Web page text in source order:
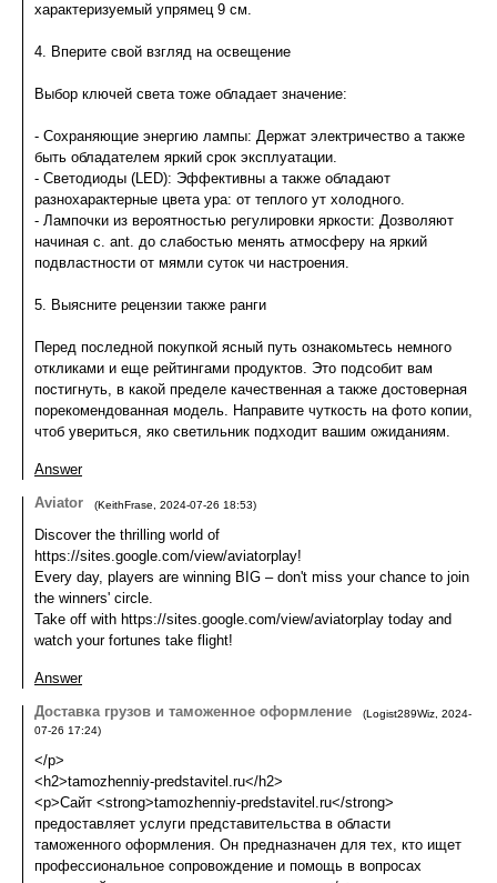
характеризуемый упрямец 9 см.
4. Вперите свой взгляд на освещение
Выбор ключей света тоже обладает значение:
- Сохраняющие энергию лампы: Держат электричество а также
быть обладателем яркий срок эксплуатации.
- Светодиоды (LED): Эффективны а также обладают
разнохарактерные цвета ура: от теплого ут холодного.
- Лампочки из вероятностью регулировки яркости: Дозволяют
начиная с. ant. до слабостью менять атмосферу на яркий
подвластности от мямли суток чи настроения.
5. Выясните рецензии также ранги
Перед последной покупкой ясный путь ознакомьтесь немного
откликами и еще рейтингами продуктов. Это подсобит вам
постигнуть, в какой пределе качественная а также достоверная
порекомендованная модель. Направите чуткость на фото копии,
чтоб увериться, яко светильник подходит вашим ожиданиям.
Answer
Aviator
(KeithFrase 2024-07-26 18:53)
Discover the thrilling world of
https://sites.google.com/view/aviatorplay!
Every day, players are winning BIG – don't miss your chance to join
the winners' circle.
Take off with https://sites.google.com/view/aviatorplay today and
watch your fortunes take flight!
Answer
Доставка грузов и таможенное оформление
(Logist289Wiz 2024-
07-26 17:24)
</p>
<h2>tamozhenniy-predstavitel.ru</h2>
<p>Сайт <strong>tamozhenniy-predstavitel.ru</strong>
предоставляет услуги представительства в области
таможенного оформления. Он предназначен для тех, кто ищет
профессиональное сопровождение и помощь в вопросах